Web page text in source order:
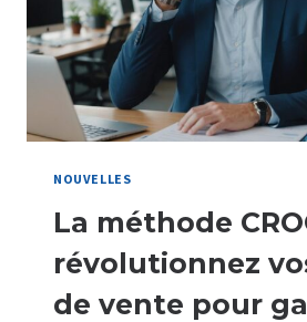
LIBÉRALES
EN
NOUVELLES
La méthode
révolutionnez
de vente pour